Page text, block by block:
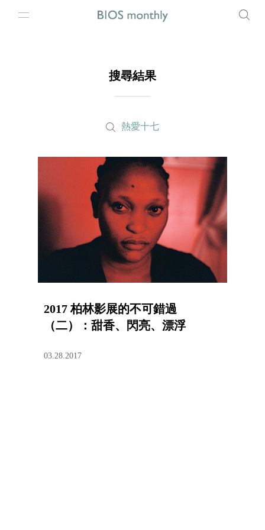
搜尋結果
熱愛十七
2017 柏林影展的不可錯過
（二）：甜香、閃亮、漂浮
03.28.2017